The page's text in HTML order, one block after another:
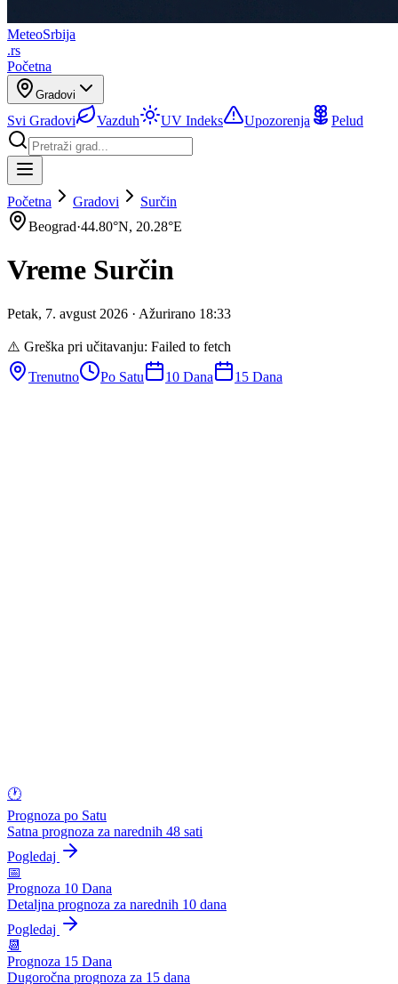
MeteoSrbija
.rs
Početna
Gradovi
Svi Gradovi Vazduh UV Indeks Upozorenja Pelud
Početna Gradovi
Surčin
Beograd·44.80°N, 20.28°E
Vreme Surčin
Petak, 7. avgust 2026 · Ažurirano 18:33
⚠️ Greška pri učitavanju: Failed to fetch
Trenutno
Po Satu 10 Dana 15 Dana
🕐
Prognoza po Satu
Satna prognoza za narednih 48 sati
Pogledaj
📅
Prognoza 10 Dana
Detaljna prognoza za narednih 10 dana
Pogledaj
📆
Prognoza 15 Dana
Dugoročna prognoza za 15 dana